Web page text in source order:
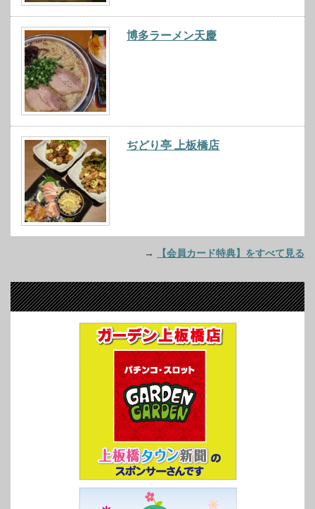
博多ラーメン天慶
ぢどり亭 上板橋店
→ 【会員カード特典】をすべて見る